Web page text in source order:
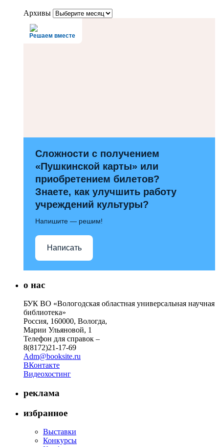
Архивы
Решаем вместе
Сложности с получением
«Пушкинской карты» или
приобретением билетов?
Знаете, как улучшить работу
учреждений культуры?
Напишите — решим!
Написать
о нас
БУК ВО «Вологодская областная универсальная научная
библиотека»
Россия, 160000, Вологда,
Марии Ульяновой, 1
Телефон для справок –
8(8172)21-17-69
Adm@booksite.ru
ВКонтакте
Видеохостинг
реклама
избранное
Выставки
Конкурсы